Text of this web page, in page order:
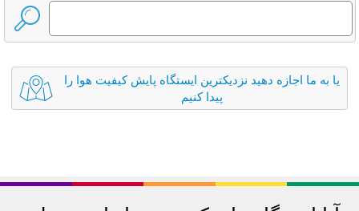
یا به ما اجازه دهید نزدیکترین ایستگاه پایش کیفیت هوا را
پیدا کنیم